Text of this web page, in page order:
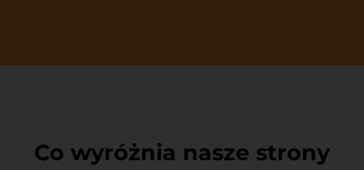
Co wyróżnia nasze strony